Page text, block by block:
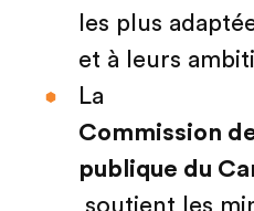
les plus
et à leurs
La
Commission
publique du
soutient les